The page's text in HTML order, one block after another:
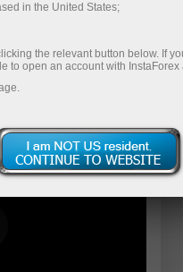
demo
in the United States;
the relevant button below. If
to open an account with InstaForex